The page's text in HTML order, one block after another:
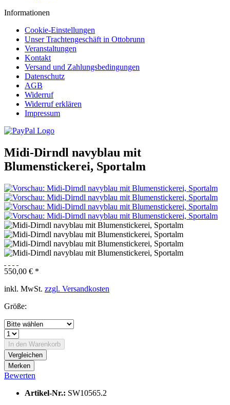
Informationen
Cookie-Einstellungen
Unser Trachtengeschäft in Ottobrunn
Veranstaltungen
Kontakt
Versand und Zahlungsbedingungen
Datenschutz
AGB
Widerruf
Widerruf erklären
Impressum
Midi-Dirndl navyblau mit
Blumenstickerei, Sportalm
550,00 € *
inkl. MwSt. zzgl. Versandkosten
Größe:
In den Warenkorb
Vergleichen
Merken
Bewerten
Artikel-Nr.: SW10565.2